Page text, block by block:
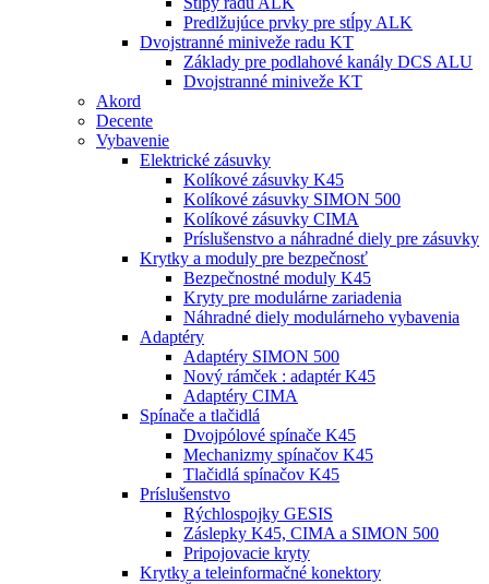
Predlžujúce prvky pre stĺpy ALK
Dvojstranné miniveže radu KT
Základy pre podlahové kanály DCS ALU
Dvojstranné miniveže KT
Akord
Decente
Vybavenie
Elektrické zásuvky
Kolíkové zásuvky K45
Kolíkové zásuvky SIMON 500
Kolíkové zásuvky CIMA
Príslušenstvo a náhradné diely pre zásuvky
Krytky a moduly pre bezpečnosť
Bezpečnostné moduly K45
Kryty pre modulárne zariadenia
Náhradné diely modulárneho vybavenia
Adaptéry
Adaptéry SIMON 500
Nový rámček : adaptér K45
Adaptéry CIMA
Spínače a tlačidlá
Dvojpólové spínače K45
Mechanizmy spínačov K45
Tlačidlá spínačov K45
Príslušenstvo
Rýchlospojky GESIS
Záslepky K45, CIMA a SIMON 500
Pripojovacie kryty
Krytky a teleinformačné konektory